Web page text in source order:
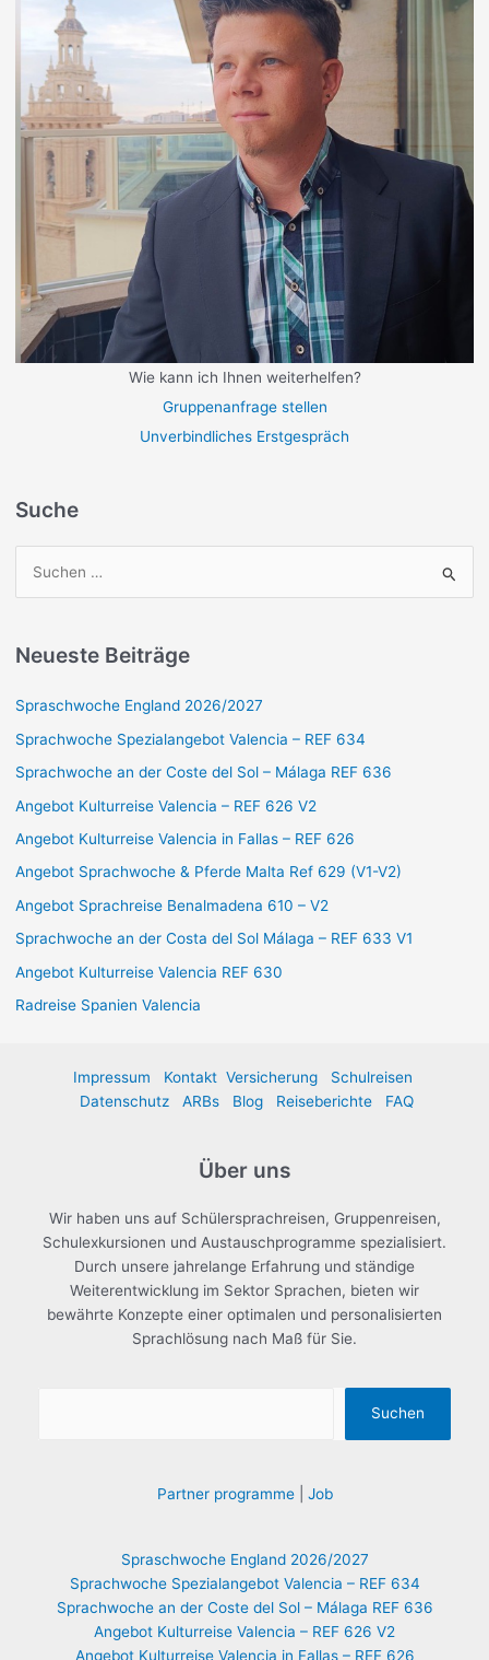
Wie kann ich Ihnen weiterhelfen?
Gruppenanfrage stellen
Unverbindliches Erstgespräch
Suche
h
a
c
h
:
Neueste Beiträge
Spraschwoche England 2026/2027
Sprachwoche Spezialangebot Valencia – REF 634
Sprachwoche an der Coste del Sol – Málaga REF 636
Angebot Kulturreise Valencia – REF 626 V2
Angebot Kulturreise Valencia in Fallas – REF 626
Angebot Sprachwoche & Pferde Malta Ref 629 (V1-V2)
Angebot Sprachreise Benalmadena 610 – V2
Sprachwoche an der Costa del Sol Málaga – REF 633 V1
Angebot Kulturreise Valencia REF 630
Radreise Spanien Valencia
Impressum Kontakt Versicherung
Schulreisen
Datenschutz
ARBs Blog Reiseberichte FAQ
Über uns
Wir haben uns auf Schülersprachreisen, Gruppenreisen,
Schulexkursionen und Austauschprogramme spezialisiert.
Durch unsere jahrelange Erfahrung und ständige
Weiterentwicklung im Sektor Sprachen, bieten wir
bewährte Konzepte einer optimalen und personalisierten
Sprachlösung nach Maß für Sie.
Suchen
Partner programme| Job
Spraschwoche England 2026/2027
Sprachwoche Spezialangebot Valencia – REF 634
Sprachwoche an der Coste del Sol – Málaga REF 636
Angebot Kulturreise Valencia – REF 626 V2
Angebot Kulturreise Valencia in Fallas – REF 626